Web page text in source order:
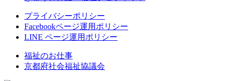
プライバシーポリシー
Facebookページ運用ポリシー
LINE ページ運用ポリシー
福祉のお仕事
京都府社会福祉協議会